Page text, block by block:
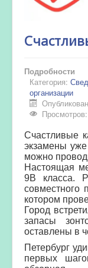
Подробности
Категория:
организации
Счастливые
экзамены
можно
Настоящая
9В класса.
совместного
котором
Город
запасы
оставлены в
Петербург
первых